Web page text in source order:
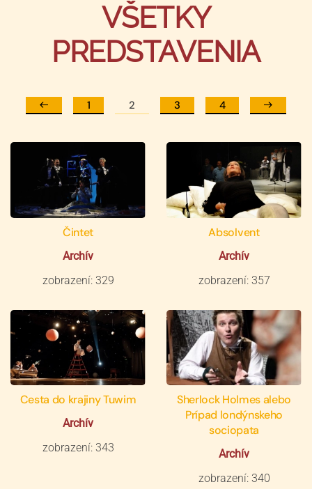
VŠETKY
PREDSTAVENIA
1 2 3 4
Čintet
Archív
zobrazení: 329
Absolvent
Archív
zobrazení: 357
Cesta do krajiny Tuwim
Archív
zobrazení: 343
Sherlock Holmes alebo
Prípad londýnskeho
sociopata
Archív
zobrazení: 340